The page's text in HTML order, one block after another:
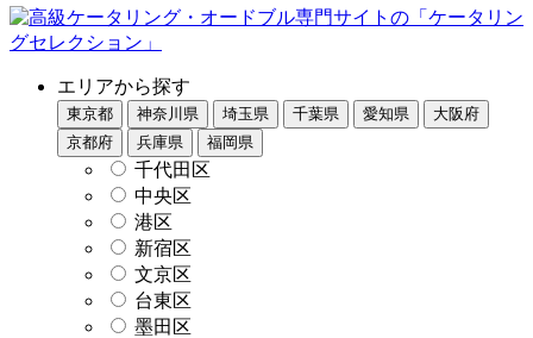
エリアから探す
東京都 神奈川県 埼玉県 千葉県 愛知県
大阪府
京都府
兵庫県 福岡県
千代田区
中央区
港区
新宿区
文京区
台東区
墨田区